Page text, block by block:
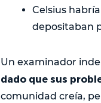
Celsius
depositaban
Un examinador
dado que sus
comunidad creía,